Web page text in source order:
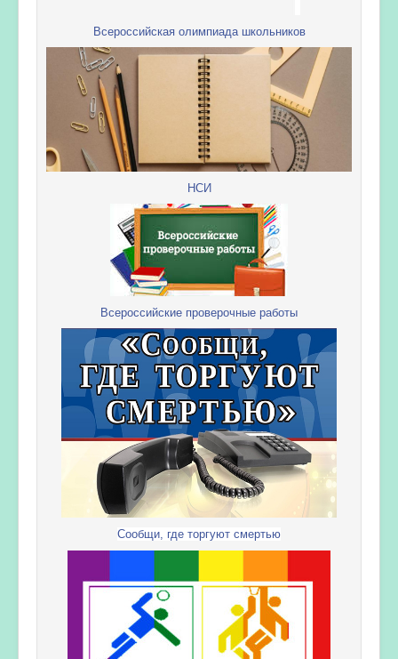
Всероссийская олимпиада школьников
НСИ
Всероссийские проверочные работы
Сообщи, где торгуют смертью